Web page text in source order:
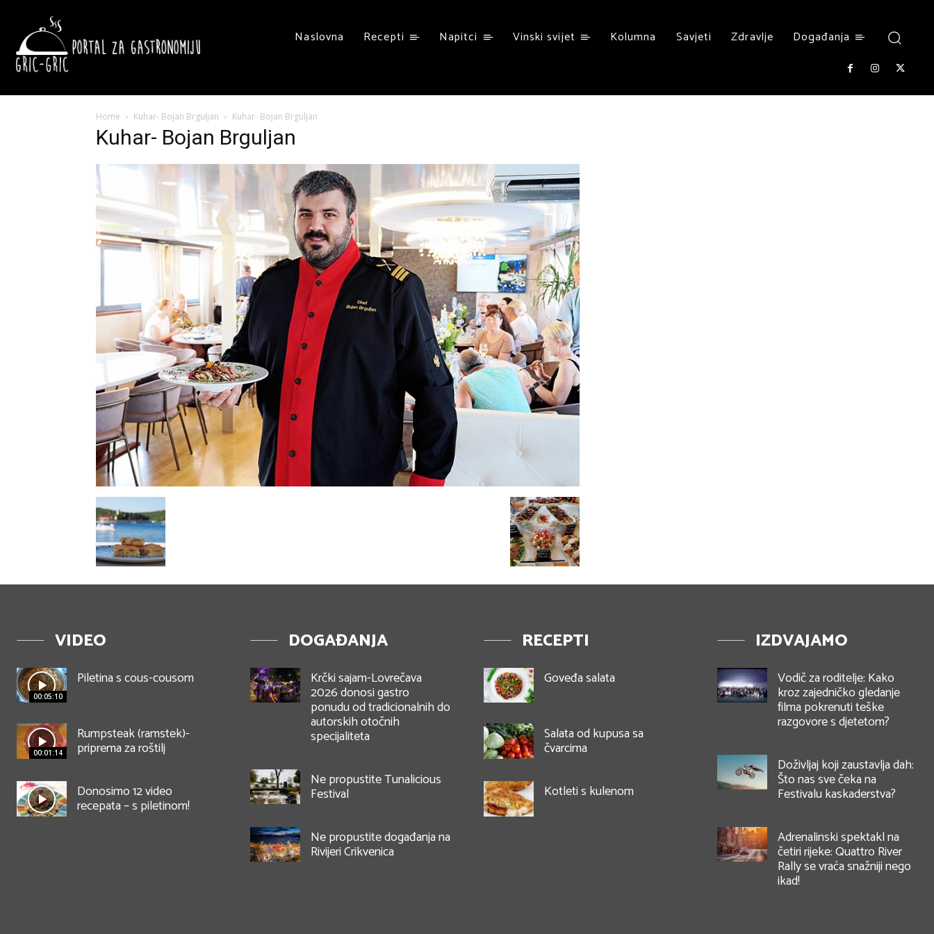
Naslovna Recepti Napitci Vinski svijet Kolumna Savjeti Zdravlje Događanja
Home Kuhar- Bojan Brguljan Kuhar- Bojan Brguljan
Kuhar- Bojan Brguljan
VIDEO
00:05:10
Piletina s cous-cousom
00:01:14
Rumpsteak (ramstek)-
priprema za roštilj
Donosimo 12 video
recepata – s piletinom!
DOGAĐANJA
Krčki sajam-Lovrečava
2026 donosi gastro
ponudu od tradicionalnih do
autorskih otočnih
specijaliteta
Ne propustite Tunalicious
Festival
Ne propustite događanja na
Rivijeri Crikvenica
RECEPTI
Goveđa salata
Salata od kupusa sa
čvarcima
Kotleti s kulenom
IZDVAJAMO
Vodič za roditelje: Kako
kroz zajedničko gledanje
filma pokrenuti teške
razgovore s djetetom?
Doživljaj koji zaustavlja dah:
Što nas sve čeka na
Festivalu kaskaderstva?
Adrenalinski spektakl na
četiri rijeke: Quattro River
Rally se vraća snažniji nego
ikad!